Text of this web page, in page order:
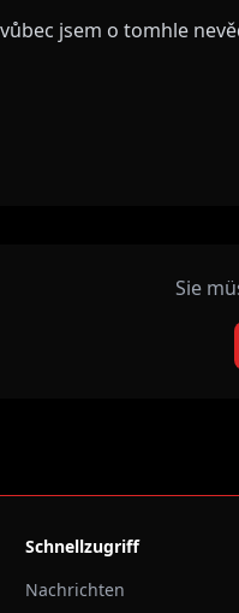
jsem o tomhle
Sie
Schnellzugriff
Nachrichten